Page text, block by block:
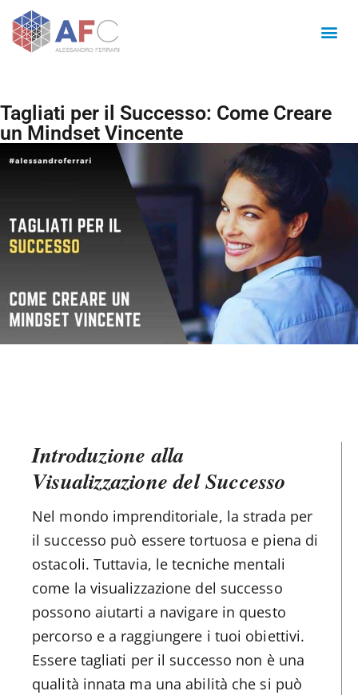
Tagliati per il Successo: Come Creare
un Mindset Vincente
Introduzione alla
Visualizzazione del Successo
Nel mondo imprenditoriale, la strada per
il successo può essere tortuosa e piena di
ostacoli. Tuttavia, le tecniche mentali
come la visualizzazione del successo
possono aiutarti a navigare in questo
percorso e a raggiungere i tuoi obiettivi.
Essere tagliati per il successo non è una
qualità innata ma una abilità che si può